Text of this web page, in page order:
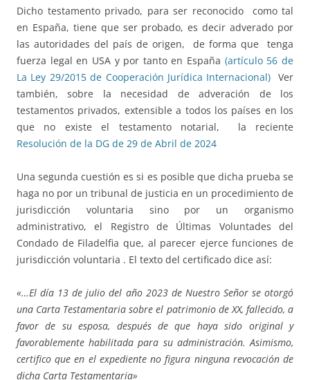
Dicho testamento privado, para ser reconocido como tal
en España, tiene que ser probado, es decir adverado por
las autoridades del país de origen, de forma que tenga
fuerza legal en USA y por tanto en España (artículo 56 de
La Ley 29/2015 de Cooperación Jurídica Internacional) Ver
también, sobre la necesidad de adveración de los
testamentos privados, extensible a todos los países en los
que no existe el testamento notarial, la reciente
Resolución de la DG de 29 de Abril de 2024
Una segunda cuestión es si es posible que dicha prueba se
haga no por un tribunal de justicia en un procedimiento de
jurisdicción voluntaria sino por un organismo
administrativo, el Registro de Últimas Voluntades del
Condado de Filadelfia que, al parecer ejerce funciones de
jurisdicción voluntaria . El texto del certificado dice así:
«…El día 13 de julio del año 2023 de Nuestro Señor se otorgó
una Carta Testamentaria sobre el patrimonio de XX, fallecido, a
favor de su esposa, después de que haya sido original y
favorablemente habilitada para su administración. Asimismo,
certifico que en el expediente no figura ninguna revocación de
dicha Carta Testamentaria»